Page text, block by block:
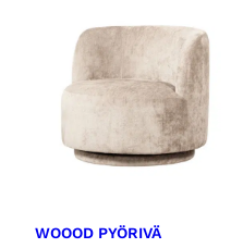
WOOOD PYÖRIVÄ